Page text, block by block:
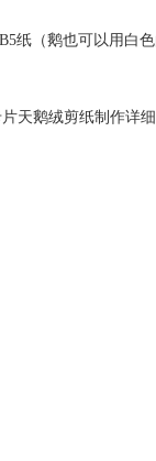
纸（鹅也可以用白
天鹅绒剪纸制作详